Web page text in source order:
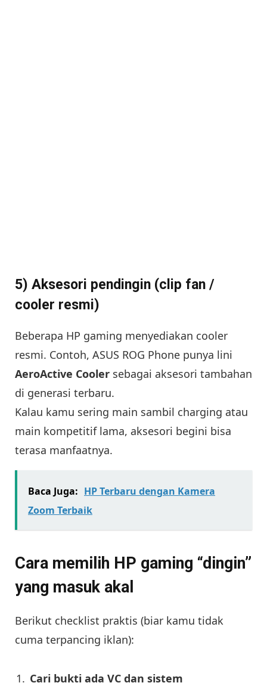
5) Aksesori pendingin (clip fan /
cooler resmi)
Beberapa HP gaming menyediakan cooler
resmi. Contoh, ASUS ROG Phone punya lini
AeroActive Cooler sebagai aksesori tambahan
di generasi terbaru.
Kalau kamu sering main sambil charging atau
main kompetitif lama, aksesori begini bisa
terasa manfaatnya.
Baca Juga: HP Terbaru dengan Kamera
Zoom Terbaik
Cara memilih HP gaming “dingin”
yang masuk akal
Berikut checklist praktis (biar kamu tidak
cuma terpancing iklan):
Cari bukti ada VC dan sistem